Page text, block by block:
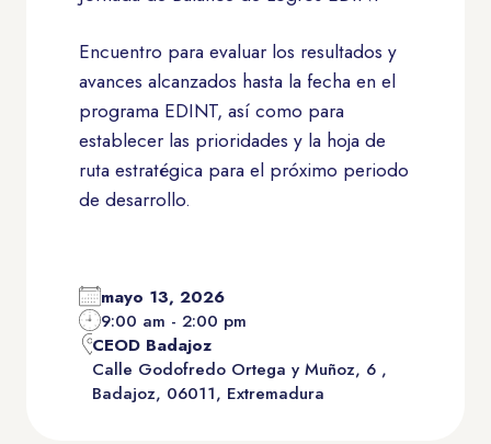
Encuentro para evaluar los resultados y
avances alcanzados hasta la fecha en el
programa EDINT, así como para
establecer las prioridades y la hoja de
ruta estratégica para el próximo periodo
de desarrollo.
mayo 13, 2026
9:00 am - 2:00 pm
CEOD Badajoz
Calle Godofredo Ortega y Muñoz, 6 ,
Badajoz, 06011, Extremadura